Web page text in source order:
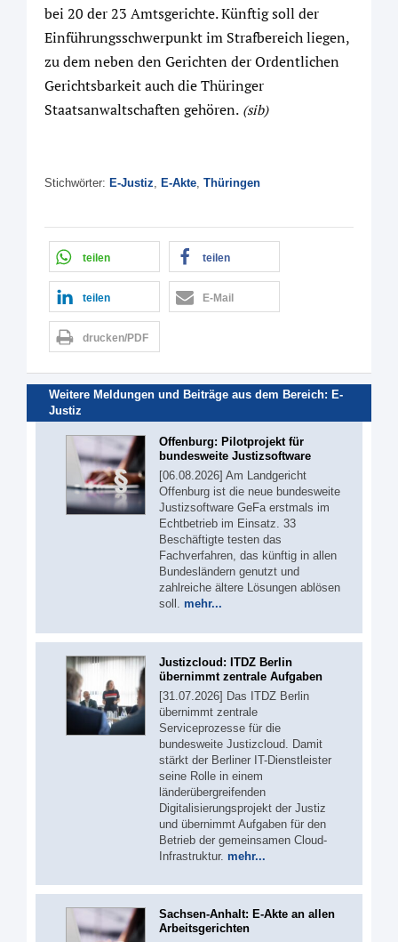
bei 20 der 23 Amtsgerichte. Künftig soll der
Einführungsschwerpunkt im Strafbereich liegen,
zu dem neben den Gerichten der Ordentlichen
Gerichtsbarkeit auch die Thüringer
Staatsanwaltschaften gehören. (sib)
Stichwörter: E-Justiz E-Akte Thüringen
teilen teilen
teilen E-Mail
drucken/PDF
Weitere Meldungen und Beiträge aus dem Bereich: E-
Justiz
Offenburg: Pilotprojekt für
bundesweite Justizsoftware
[06.08.2026] Am Landgericht
Offenburg ist die neue bundesweite
Justizsoftware GeFa erstmals im
Echtbetrieb im Einsatz. 33
Beschäftigte testen das
Fachverfahren, das künftig in allen
Bundesländern genutzt und
zahlreiche ältere Lösungen ablösen
soll. mehr...
Justizcloud: ITDZ Berlin
übernimmt zentrale Aufgaben
[31.07.2026] Das ITDZ Berlin
übernimmt zentrale
Serviceprozesse für die
bundesweite Justizcloud. Damit
stärkt der Berliner IT-Dienstleister
seine Rolle in einem
länderübergreifenden
Digitalisierungsprojekt der Justiz
und übernimmt Aufgaben für den
Betrieb der gemeinsamen Cloud-
Infrastruktur. mehr...
Sachsen-Anhalt: E-Akte an allen
Arbeitsgerichten